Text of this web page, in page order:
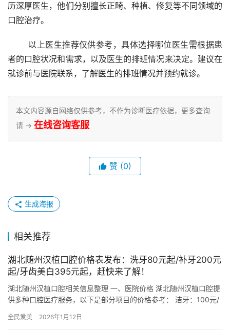
历深厚医生，他们分别擅长正畸、种植、修复等不同领域的
口腔治疗。
者的口腔状况和需求，以及医生的排班情况来决定。建议在
就诊前与医院联系，了解医生的排班情况并预约就诊。
本文内容源自网络仅供参考，不作为诊断医疗依据，更多查询
请 → 在线咨询客服
赞 (0)
生成海报
相关推荐
湖北随州汉植口腔价格表发布：洗牙80元起/补牙200元
起/牙齿美白395元起，赶快来了解！
湖北随州汉植口腔相关信息整理 一、医院价格 湖北随州汉植口腔提
供多种口腔医疗服务，以下是部分项目的价格参考： 洁牙：100元/
全民爱美 2026年1月12日